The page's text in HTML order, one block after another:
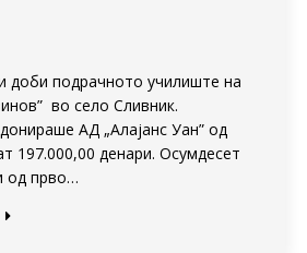
доби подрачното училиште на
во село Сливник.
АД „Алајанс Уан” од
197.000,00 денари. Осумдесет
од прво…